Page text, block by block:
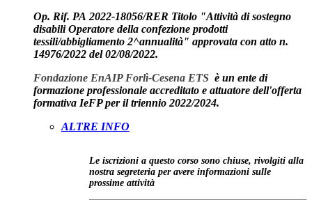
Op. Rif. PA 2022-18056/RER Titolo "Attività di sostegno
disabili Operatore della confezione prodotti
tessili/abbigliamento 2^annualità" approvata con atto n.
14976/2022 del 02/08/2022.
Fondazione EnAIP Forlì-Cesena ETS è un ente di
formazione professionale accreditato e attuatore dell'offerta
formativa IeFP per il triennio 2022/2024.
ALTRE INFO
Le iscrizioni a questo corso sono chiuse, rivolgiti alla
nostra segreteria per avere informazioni sulle
prossime attività